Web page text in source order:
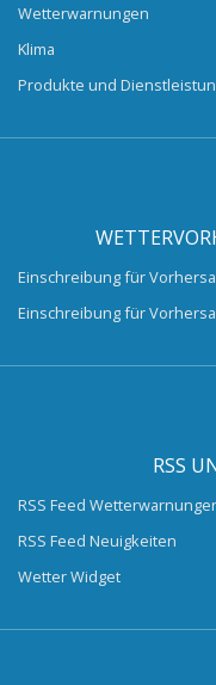
Wetterwarnungen
Klima
Produkte und
Einschreibung für
Einschreibung für
RSS
RSS Feed
RSS Feed Neuigkeiten
Wetter Widget